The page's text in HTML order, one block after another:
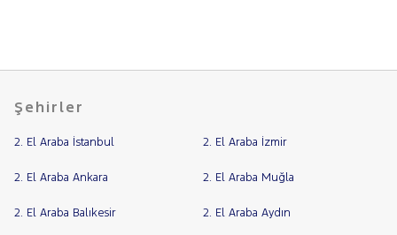
Şehirler
2. El Araba İstanbul 2. El Araba İzmir
2. El Araba Ankara 2. El Araba Muğla
2. El Araba Balıkesir 2. El Araba Aydın